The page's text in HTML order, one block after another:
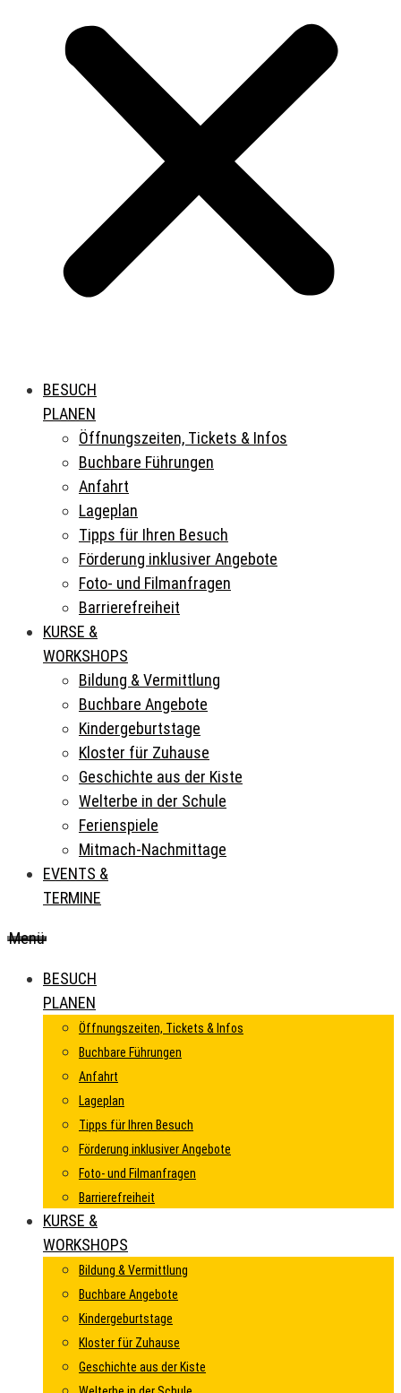
BESUCH
PLANEN
Öffnungszeiten, Tickets & Infos
Buchbare Führungen
Anfahrt
Lageplan
Tipps für Ihren Besuch
Förderung inklusiver Angebote
Foto- und Filmanfragen
Barrierefreiheit
KURSE &
WORKSHOPS
Bildung & Vermittlung
Buchbare Angebote
Kindergeburtstage
Kloster für Zuhause
Geschichte aus der Kiste
Welterbe in der Schule
Ferienspiele
Mitmach-Nachmittage
EVENTS &
TERMINE
Menü
BESUCH
PLANEN
Öffnungszeiten, Tickets & Infos
Buchbare Führungen
Anfahrt
Lageplan
Tipps für Ihren Besuch
Förderung inklusiver Angebote
Foto- und Filmanfragen
Barrierefreiheit
KURSE &
WORKSHOPS
Bildung & Vermittlung
Buchbare Angebote
Kindergeburtstage
Kloster für Zuhause
Geschichte aus der Kiste